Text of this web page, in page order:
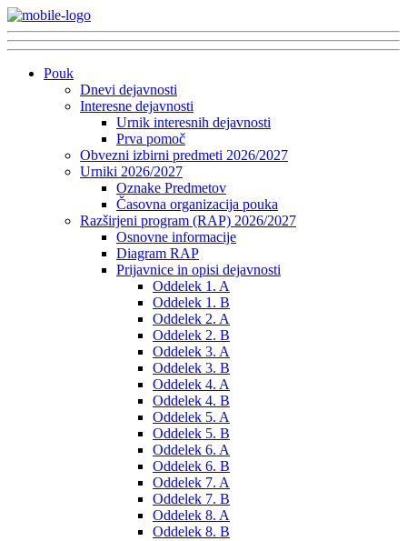
Pouk
Dnevi dejavnosti
Interesne dejavnosti
Urnik interesnih dejavnosti
Prva pomoč
Obvezni izbirni predmeti 2026/2027
Urniki 2026/2027
Oznake Predmetov
Časovna organizacija pouka
Razširjeni program (RAP) 2026/2027
Osnovne informacije
Diagram RAP
Prijavnice in opisi dejavnosti
Oddelek 1. A
Oddelek 1. B
Oddelek 2. A
Oddelek 2. B
Oddelek 3. A
Oddelek 3. B
Oddelek 4. A
Oddelek 4. B
Oddelek 5. A
Oddelek 5. B
Oddelek 6. A
Oddelek 6. B
Oddelek 7. A
Oddelek 7. B
Oddelek 8. A
Oddelek 8. B